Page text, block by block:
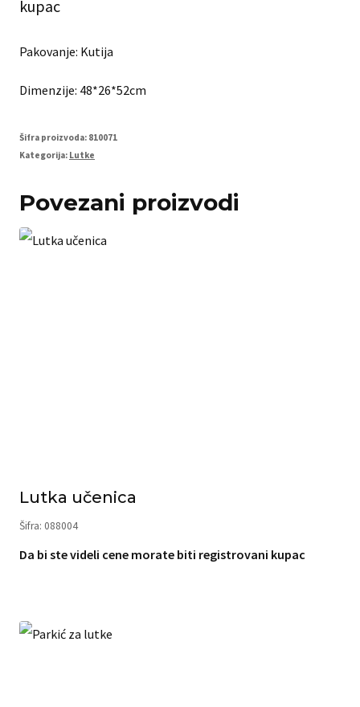
kupac
Pakovanje: Kutija
Dimenzije: 48*26*52cm
Šifra proizvoda: 810071
Kategorija: Lutke
Povezani proizvodi
Lutka učenica
Šifra: 088004
Da bi ste videli cene morate biti registrovani kupac